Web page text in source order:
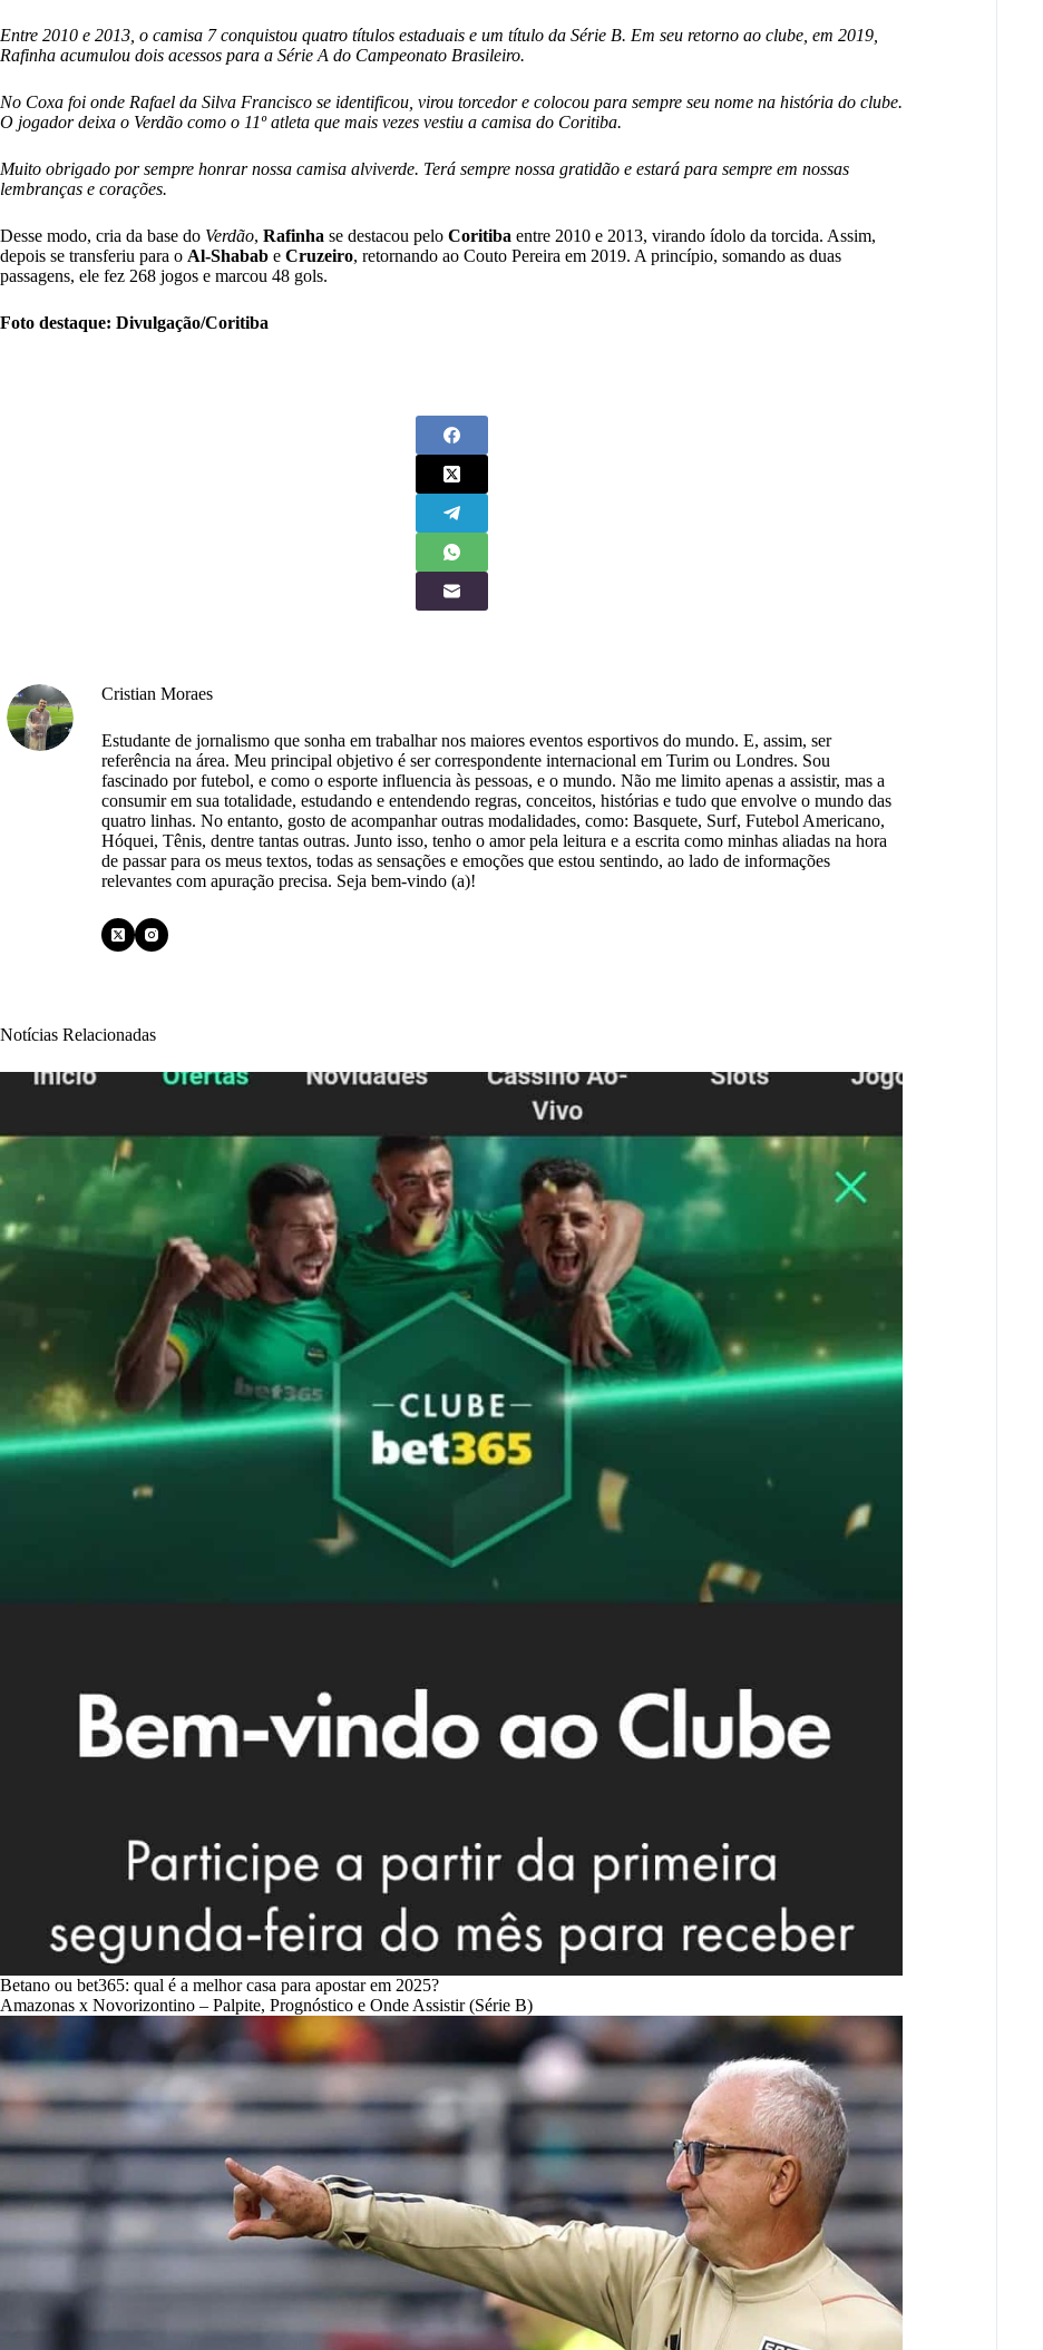
Entre 2010 e 2013, o camisa 7 conquistou quatro títulos estaduais e um título da Série B. Em seu retorno ao clube, em 2019,
Rafinha acumulou dois acessos para a Série A do Campeonato Brasileiro.
No Coxa foi onde Rafael da Silva Francisco se identificou, virou torcedor e colocou para sempre seu nome na história do clube.
O jogador deixa o Verdão como o 11º atleta que mais vezes vestiu a camisa do Coritiba.
Muito obrigado por sempre honrar nossa camisa alviverde. Terá sempre nossa gratidão e estará para sempre em nossas
lembranças e corações.
Desse modo, cria da base do Verdão, Rafinha se destacou pelo Coritiba entre 2010 e 2013, virando ídolo da torcida. Assim,
depois se transferiu para o Al-Shabab e Cruzeiro, retornando ao Couto Pereira em 2019. A princípio, somando as duas
passagens, ele fez 268 jogos e marcou 48 gols.
Foto destaque: Divulgação/Coritiba
Cristian Moraes
Estudante de jornalismo que sonha em trabalhar nos maiores eventos esportivos do mundo. E, assim, ser
referência na área. Meu principal objetivo é ser correspondente internacional em Turim ou Londres. Sou
fascinado por futebol, e como o esporte influencia às pessoas, e o mundo. Não me limito apenas a assistir, mas a
consumir em sua totalidade, estudando e entendendo regras, conceitos, histórias e tudo que envolve o mundo das
quatro linhas. No entanto, gosto de acompanhar outras modalidades, como: Basquete, Surf, Futebol Americano,
Hóquei, Tênis, dentre tantas outras. Junto isso, tenho o amor pela leitura e a escrita como minhas aliadas na hora
de passar para os meus textos, todas as sensações e emoções que estou sentindo, ao lado de informações
relevantes com apuração precisa. Seja bem-vindo (a)!
Notícias Relacionadas
Betano ou bet365: qual é a melhor casa para apostar em 2025?
Amazonas x Novorizontino – Palpite, Prognóstico e Onde Assistir (Série B)